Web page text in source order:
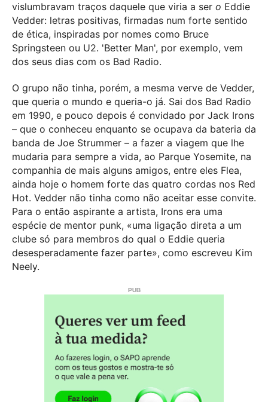
vislumbravam traços daquele que viria a ser o Eddie
Vedder: letras positivas, firmadas num forte sentido
de ética, inspiradas por nomes como Bruce
Springsteen ou U2. 'Better Man', por exemplo, vem
dos seus dias com os Bad Radio.
O grupo não tinha, porém, a mesma verve de Vedder,
que queria o mundo e queria-o já. Sai dos Bad Radio
em 1990, e pouco depois é convidado por Jack Irons
– que o conheceu enquanto se ocupava da bateria da
banda de Joe Strummer – a fazer a viagem que lhe
mudaria para sempre a vida, ao Parque Yosemite, na
companhia de mais alguns amigos, entre eles Flea,
ainda hoje o homem forte das quatro cordas nos Red
Hot. Vedder não tinha como não aceitar esse convite.
Para o então aspirante a artista, Irons era uma
espécie de mentor punk, «uma ligação direta a um
clube só para membros do qual o Eddie queria
desesperadamente fazer parte», como escreveu Kim
Neely.